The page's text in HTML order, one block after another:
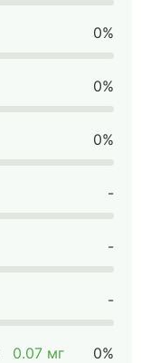
0%
0%
0%
-
-
-
0.07 мг 0%